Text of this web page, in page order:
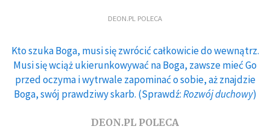
DEON.PL POLECA
Kto szuka Boga, musi się zwrócić całkowicie do wewnątrz.
Musi się wciąż ukierunkowywać na Boga, zawsze mieć Go
przed oczyma i wytrwale zapominać o sobie, aż znajdzie
Boga, swój prawdziwy skarb. (Sprawdź:Rozwój duchowy)
DEON.PL POLECA